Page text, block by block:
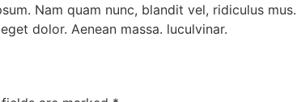
Nam quam nunc, blandit vel, ridiculus
dolor. Aenean massa. luculvinar.